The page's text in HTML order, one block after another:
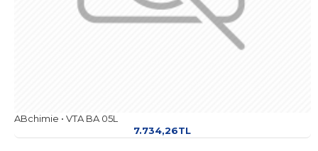
ABchimie • VTA BA 05L
7.734,26TL